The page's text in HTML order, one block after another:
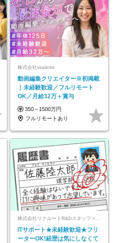
株式会社viralinks
動画編集クリエイター※初掲載
｜未経験歓迎／フルリモート
OK／月給32万＋賞与
350～1500万円
フルリモートあり
ITサポート★未経験歓迎★フリ
ーターOK!経歴は気にしなくて